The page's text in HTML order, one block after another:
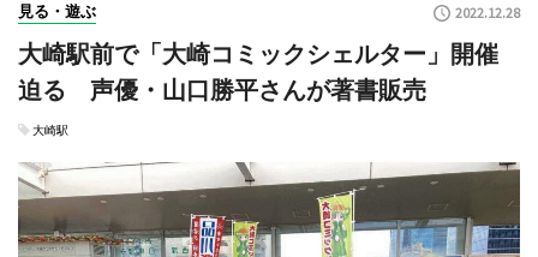
見る・遊ぶ 2022.12.28
大崎駅前で「大崎コミックシェルター」開催
迫る 声優・山口勝平さんが著書販売
大崎駅